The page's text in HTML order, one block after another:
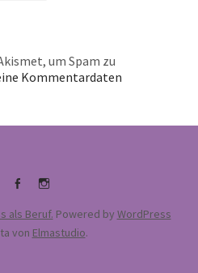
um Spam zu
Kommentardaten
Facebooksupermamafitnessakademie
als Beruf. Powered by WordPress
von Elmastudio.